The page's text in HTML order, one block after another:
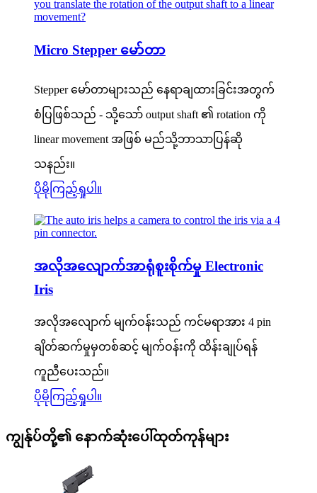
Micro Stepper မော်တာ
Stepper မော်တာများသည် နေရာချထားခြင်းအတွက်
စံပြဖြစ်သည် - သို့သော် output shaft ၏ rotation ကို
linear movement အဖြစ် မည်သို့ဘာသာပြန်ဆို
သနည်း။
ပိုမိုကြည့်ရှုပါ။
အလိုအလျောက်အာရုံစူးစိုက်မှု Electronic
Iris
အလိုအလျောက် မျက်ဝန်းသည် ကင်မရာအား 4 pin
ချိတ်ဆက်မှုမှတစ်ဆင့် မျက်ဝန်းကို ထိန်းချုပ်ရန်
ကူညီပေးသည်။
ပိုမိုကြည့်ရှုပါ။
ကျွန်ုပ်တို့၏ နောက်ဆုံးပေါ်ထုတ်ကုန်များ